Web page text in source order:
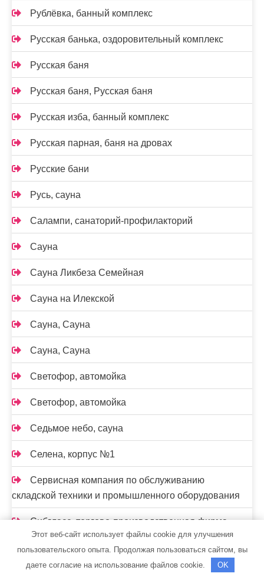
Рублёвка, банный комплекс
Русская банька, оздоровительный комплекс
Русская баня
Русская баня, Русская баня
Русская изба, банный комплекс
Русская парная, баня на дровах
Русские бани
Русь, сауна
Салампи, санаторий-профилакторий
Сауна
Сауна Ликбеза Семейная
Сауна на Илекской
Сауна, Сауна
Сауна, Сауна
Светофор, автомойка
Светофор, автомойка
Седьмое небо, сауна
Селена, корпус №1
Сервисная компания по обслуживанию
складской техники и промышленного оборудования
Сибгласс, торгово-производственная фирма
Сибирская баня на дровах, Сибирская баня на
дровах
Этот веб-сайт использует файлы cookie для улучшения
пользовательского опыта. Продолжая пользоваться сайтом, вы
даете согласие на использование файлов cookie.
OK